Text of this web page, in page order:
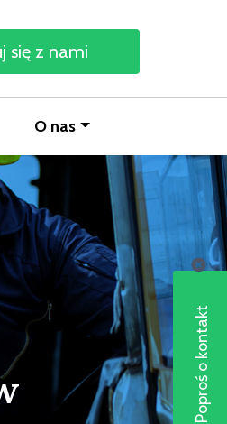
się z nami
O nas
Poproś o kontakt